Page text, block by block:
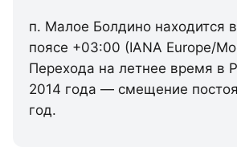
п. Малое Болдино находится
поясе +03:00 (IANA Europe/
Перехода на летнее время в
2014 года — смещение
год.